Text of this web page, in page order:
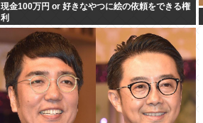
現金100万円 or 好きなやつに絵の依頼をできる権
利